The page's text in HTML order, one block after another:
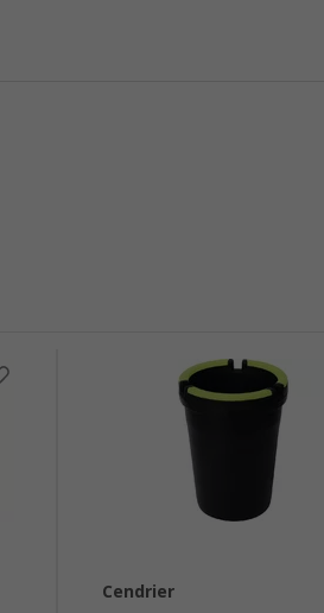
Cendrier